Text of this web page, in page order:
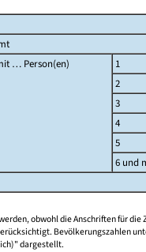
… Person(en)
1
2
3
4
5
6 und
obwohl die Anschriften für die
Bevölkerungszahlen
dargestellt.